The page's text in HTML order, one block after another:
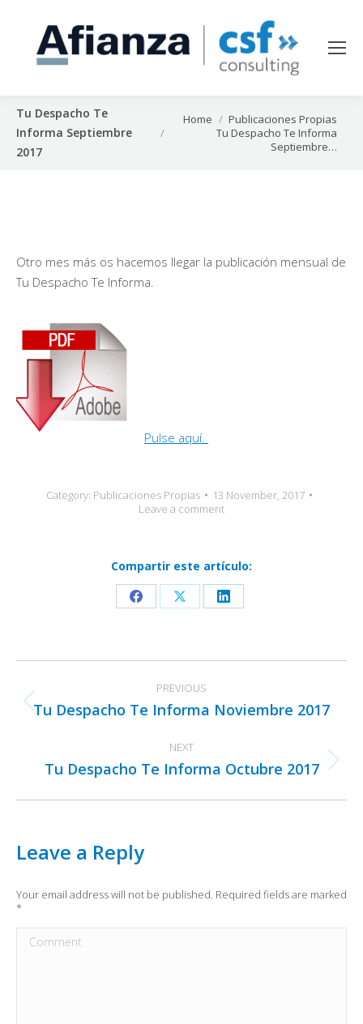
Tu Despacho Te
Informa Septiembre
2017
You are here:
Home
Publicaciones Propias
Tu Despacho Te Informa
Septiembre…
Otro mes más os hacemos llegar la publicación mensual de
Tu Despacho Te Informa.
Pulse aquí.
Category: Publicaciones Propias
13 November, 2017
Leave a comment
Compartir este artículo:
Share
Facebook
Share
X
Share
LinkedIn
navigation
PREVIOUS
Previous
Tu Despacho Te Informa Noviembre 2017
NEXT
Next
Tu Despacho Te Informa Octubre 2017
Leave a Reply
Your email address will not be published. Required fields are marked
*
Comment